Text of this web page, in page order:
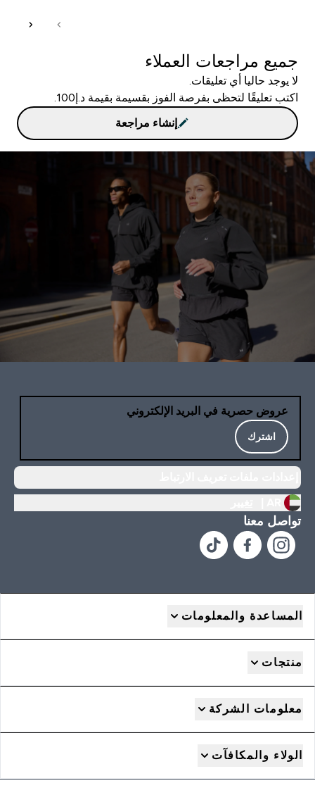
جميع مراجعات العملاء
لا يوجد حاليا أي تعليقات.
اكتب تعليقًا لتحظى بفرصة الفوز بقسيمة بقيمة د.إ100.
إنشاء مراجعة
عروض حصرية في البريد الإلكتروني
اشترك
تواصل معنا
المساعدة والمعلومات
منتجات
معلومات الشركة
الولاء والمكافآت